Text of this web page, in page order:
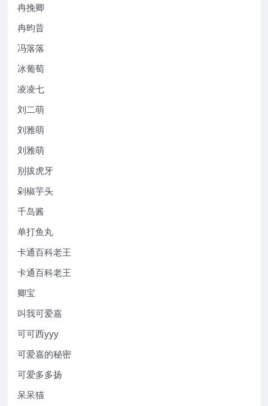
冉挽卿
冉昀昔
冯落落
冰葡萄
凌凌七
刘二萌
刘雅萌
刘雅萌
别拔虎牙
剁椒芋头
千岛酱
单打鱼丸
卡通百科老王
卡通百科老王
卿宝
叫我可爱嘉
可可西yyy
可爱嘉的秘密
可爱多多扬
呆呆猫